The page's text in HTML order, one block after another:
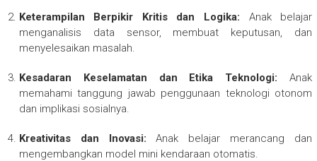
Keterampilan Berpikir Kritis dan Logika: Anak belajar
menganalisis data sensor, membuat keputusan, dan
menyelesaikan masalah.
Kesadaran Keselamatan dan Etika Teknologi: Anak
memahami tanggung jawab penggunaan teknologi otonom
dan implikasi sosialnya.
Kreativitas dan Inovasi: Anak belajar merancang dan
mengembangkan model mini kendaraan otomatis.